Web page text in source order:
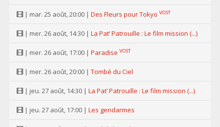
| mar. 25 août, 20:00 | Des Fleurs pour Tokyo VOST
| mer. 26 août, 14:30 | La Pat’ Patrouille : Le film mission (...)
| mer. 26 août, 17:00 | Paradise VOST
| mer. 26 août, 20:00 | Tombé du Ciel
| jeu. 27 août, 14:30 | La Pat’ Patrouille : Le film mission (...)
| jeu. 27 août, 17:00 | Les gendarmes